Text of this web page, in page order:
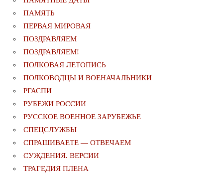
ПАМЯТЬ
ПЕРВАЯ МИРОВАЯ
ПОЗДРАВЛЯЕМ
ПОЗДРАВЛЯЕМ!
ПОЛКОВАЯ ЛЕТОПИСЬ
ПОЛКОВОДЦЫ И ВОЕНАЧАЛЬНИКИ
РГАСПИ
РУБЕЖИ РОССИИ
РУССКОЕ ВОЕННОЕ ЗАРУБЕЖЬЕ
СПЕЦСЛУЖБЫ
СПРАШИВАЕТЕ — ОТВЕЧАЕМ
СУЖДЕНИЯ. ВЕРСИИ
ТРАГЕДИЯ ПЛЕНА